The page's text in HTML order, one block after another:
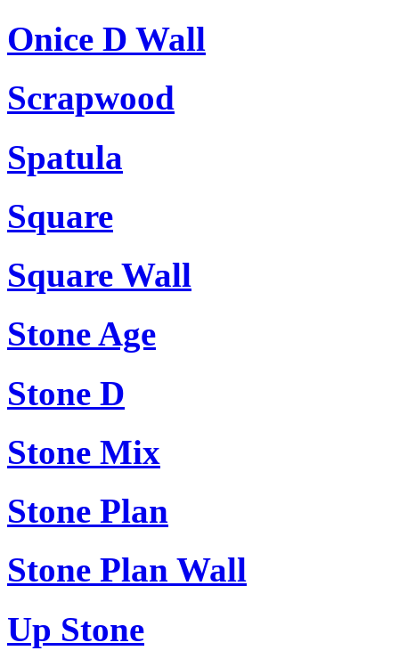
Onice D Wall
Scrapwood
Spatula
Square
Square Wall
Stone Age
Stone D
Stone Mix
Stone Plan
Stone Plan Wall
Up Stone